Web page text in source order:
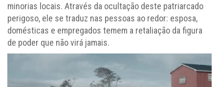
minorias locais. Através da ocultação deste patriarcado
perigoso, ele se traduz nas pessoas ao redor: esposa,
domésticas e empregados temem a retaliação da figura
de poder que não virá jamais.